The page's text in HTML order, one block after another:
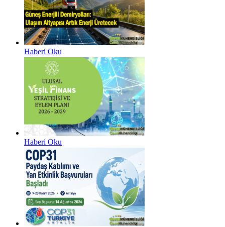
Haberi Oku
Haberi Oku